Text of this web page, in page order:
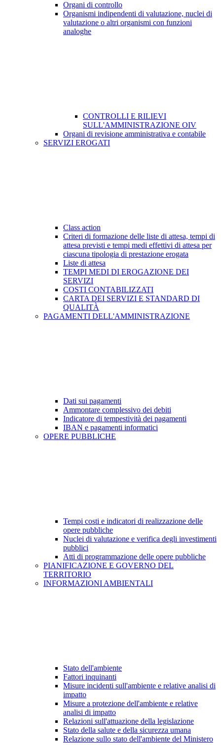
Organi di controllo
Organismi indipendenti di valutazione, nuclei di
valutazione o altri organismi con funzioni
analoghe
CONTROLLI E RILIEVI
SULL'AMMINISTRAZIONE OIV
Organi di revisione amministrativa e contabile
SERVIZI EROGATI
Class action
Criteri di formazione delle liste di attesa, tempi di
attesa previsti e tempi medi effettivi di attesa per
ciascuna tipologia di prestazione erogata
Liste di attesa
TEMPI MEDI DI EROGAZIONE DEI
SERVIZI
COSTI CONTABILIZZATI
CARTA DEI SERVIZI E STANDARD DI
QUALITÀ
PAGAMENTI DELL'AMMINISTRAZIONE
Dati sui pagamenti
Ammontare complessivo dei debiti
Indicatore di tempestività dei pagamenti
IBAN e pagamenti informatici
OPERE PUBBLICHE
Tempi costi e indicatori di realizzazione delle
opere pubbliche
Nuclei di valutazione e verifica degli investimenti
pubblici
Atti di programmazione delle opere pubbliche
PIANIFICAZIONE E GOVERNO DEL
TERRITORIO
INFORMAZIONI AMBIENTALI
Stato dell'ambiente
Fattori inquinanti
Misure incidenti sull'ambiente e relative analisi di
impatto
Misure a protezione dell'ambiente e relative
analisi di impatto
Relazioni sull'attuazione della legislazione
Stato della salute e della sicurezza umana
Relazione sullo stato dell'ambiente del Ministero